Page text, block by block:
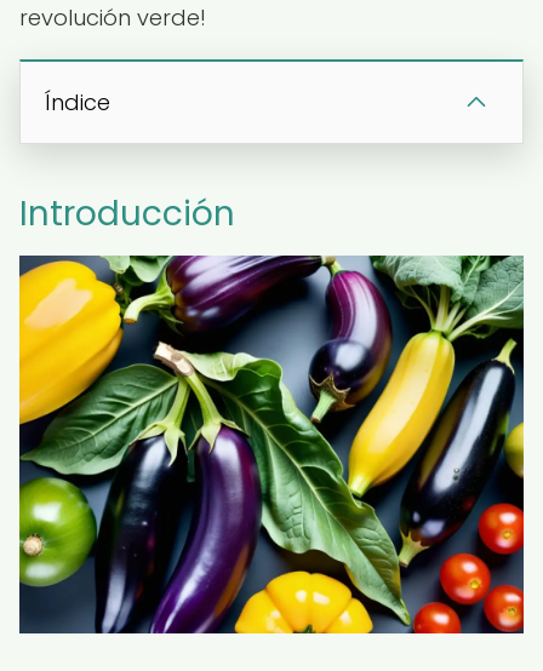
revolución verde!
Índice
Introducción